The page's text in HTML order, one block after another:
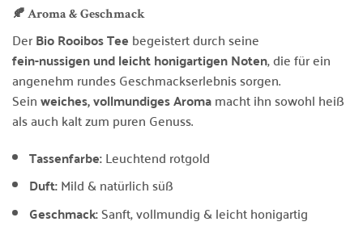
🍂 Aroma & Geschmack
DerBio Rooibos Tee begeistert durch seine
fein-nussigen und leicht honigartigen Noten, die für ein
angenehm rundes Geschmackserlebnis sorgen.
Seinweiches, vollmundiges Aromamacht ihn sowohl heiß
als auch kalt zum puren Genuss.
Tassenfarbe:Leuchtend rotgold
Duft:Mild & natürlich süß
Geschmack:Sanft, vollmundig & leicht honigartig